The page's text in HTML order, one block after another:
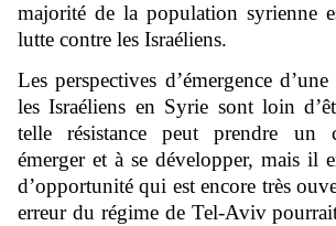
majorité de la population syrienne
lutte contre les Israéliens.
Les perspectives d’émergence
les Israéliens en Syrie sont loin
telle résistance peut prendre un
émerger et à se développer, mais il
d’opportunité qui est encore très
erreur du régime de Tel-Aviv